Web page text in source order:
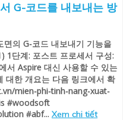
G-코드를 내보내는 방
의 G-코드 내보내기 기능을
1단계: 포스트 프로세서 구성:
서 Aspire 대신 사용할 수 있는
대한 개요는 다음 링크에서 확
mien-phi-tinh-nang-xuat-
#woodsoft
#abf... Xem chi tiết